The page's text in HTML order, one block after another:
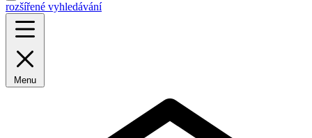
rozšířené vyhledávání
Menu